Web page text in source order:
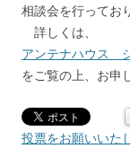
相談会を行ってお
詳しくは、
アンテナハウス
をご覧の上、お申
投票をお願いいた